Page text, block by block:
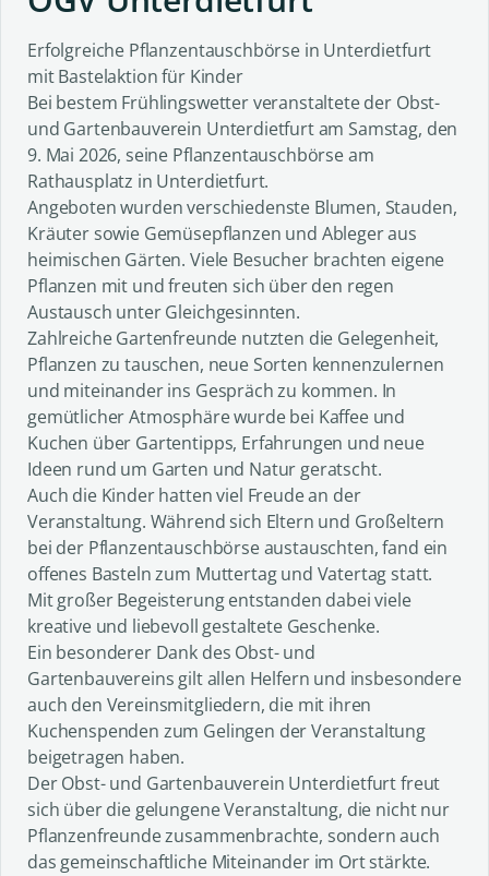
Erfolgreiche Pflanzentauschbörse in Unterdietfurt
mit Bastelaktion für Kinder
Bei bestem Frühlingswetter veranstaltete der Obst-
und Gartenbauverein Unterdietfurt am Samstag, den
9. Mai 2026, seine Pflanzentauschbörse am
Rathausplatz in Unterdietfurt.
Angeboten wurden verschiedenste Blumen, Stauden,
Kräuter sowie Gemüsepflanzen und Ableger aus
heimischen Gärten. Viele Besucher brachten eigene
Pflanzen mit und freuten sich über den regen
Austausch unter Gleichgesinnten.
Zahlreiche Gartenfreunde nutzten die Gelegenheit,
Pflanzen zu tauschen, neue Sorten kennenzulernen
und miteinander ins Gespräch zu kommen. In
gemütlicher Atmosphäre wurde bei Kaffee und
Kuchen über Gartentipps, Erfahrungen und neue
Ideen rund um Garten und Natur geratscht.
Auch die Kinder hatten viel Freude an der
Veranstaltung. Während sich Eltern und Großeltern
bei der Pflanzentauschbörse austauschten, fand ein
offenes Basteln zum Muttertag und Vatertag statt.
Mit großer Begeisterung entstanden dabei viele
kreative und liebevoll gestaltete Geschenke.
Ein besonderer Dank des Obst- und
Gartenbauvereins gilt allen Helfern und insbesondere
auch den Vereinsmitgliedern, die mit ihren
Kuchenspenden zum Gelingen der Veranstaltung
beigetragen haben.
Der Obst- und Gartenbauverein Unterdietfurt freut
sich über die gelungene Veranstaltung, die nicht nur
Pflanzenfreunde zusammenbrachte, sondern auch
das gemeinschaftliche Miteinander im Ort stärkte.